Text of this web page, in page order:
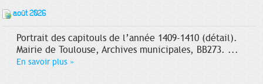
août 2026
Portrait des capitouls de l’année 1409-1410 (détail).
Mairie de Toulouse, Archives municipales, BB273. ...
En savoir plus »